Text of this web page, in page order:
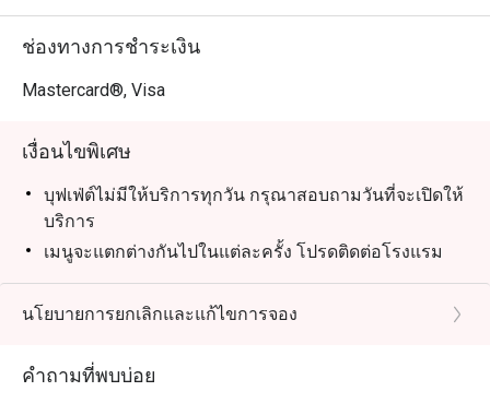
ช่องทางการชำระเงิน
Mastercard®, Visa
เงื่อนไขพิเศษ
บุฟเฟ่ต์ไม่มีให้บริการทุกวัน กรุณาสอบถามวันที่จะเปิดให้
บริการ
เมนูจะแตกต่างกันไปในแต่ละครั้ง โปรดติดต่อโรงแรม
โดยตรงเพื่อขอทราบรายละเอียดเมนูล่าสุด
ราคาบุฟเฟต์อาหารเช้า: 400++ บาท / ท่าน
สเตชั่นสำหรับบุฟเฟต์อาหารเช้ามีดังนี้ ซึ่งเมนูอาจจะแตก
นโยบายการยกเลิกและแก้ไขการจอง
คำถามที่พบบ่อย